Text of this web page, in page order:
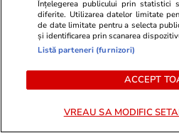
Sănătate și Fitness
Obiceiul simplu de
poate aduce beneficii
Înțelegerea publicului prin statistici
diferite. Utilizarea datelor limitate
de date limitate pentru a selecta
și identificarea prin scanarea
Listă parteneri (furnizori)
ACCEPT
VREAU SA MODIFIC